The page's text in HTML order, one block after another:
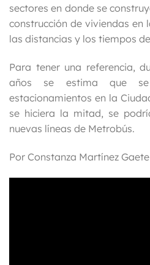
sectores en donde se
construcción de viviendas en
las distancias y los tiempos
Para tener una referencia,
años se estima que
estacionamientos en la
se hiciera la mitad, se
nuevas líneas de Metrobús.
Por Constanza Martínez Gaete